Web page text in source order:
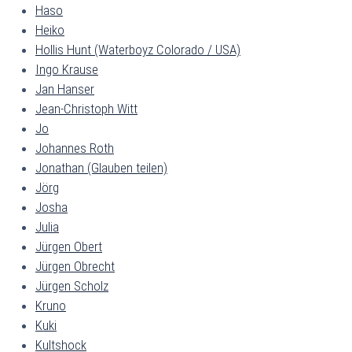
Haso
Heiko
Hollis Hunt (Waterboyz Colorado / USA)
Ingo Krause
Jan Hanser
Jean-Christoph Witt
Jo
Johannes Roth
Jonathan (Glauben teilen)
Jörg
Josha
Julia
Jürgen Obert
Jürgen Obrecht
Jürgen Scholz
Kruno
Kuki
Kultshock